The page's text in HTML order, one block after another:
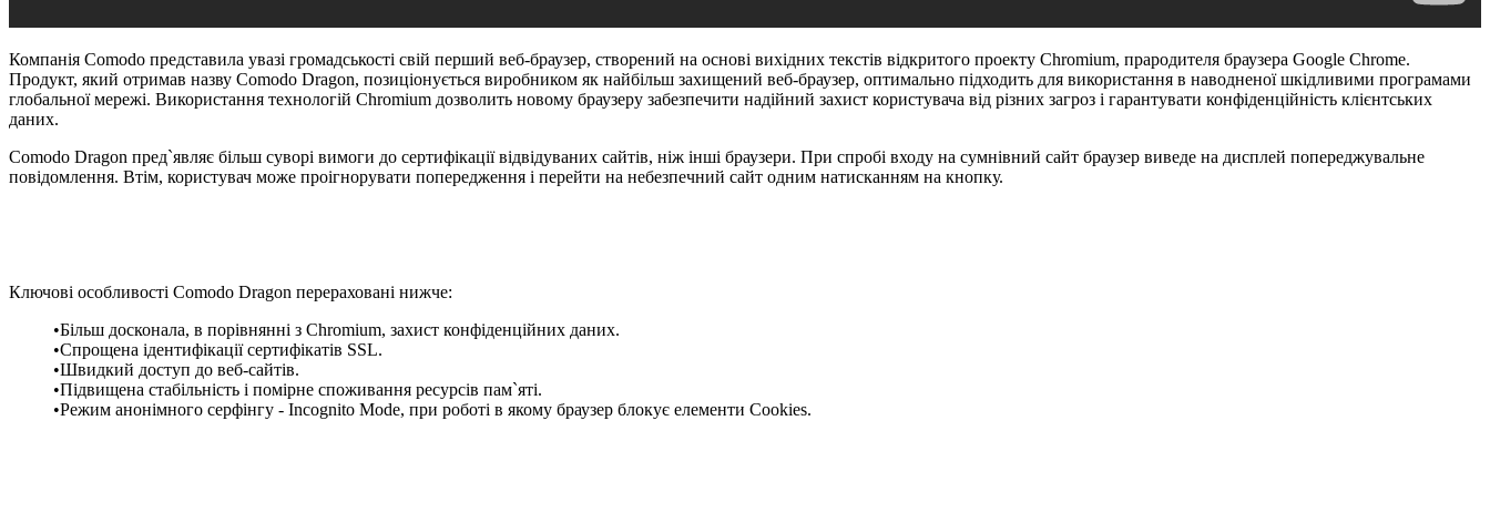
Компанія Comodo представила увазі громадськості свій перший веб-браузер, створений на основі вихідних текстів відкритого проекту Chromium, прародителя браузера Google Chromе.
Продукт, який отримав назву Comodo Dragon, позиціонується виробником як найбільш захищений веб-браузер, оптимально підходить для використання в наводненої шкідливими програмами
глобальної мережі. Використання технологій Chromium дозволить новому браузеру забезпечити надійний захист користувача від різних загроз і гарантувати конфіденційність клієнтських
даних.
Comodo Dragon пред`являє більш суворі вимоги до сертифікації відвідуваних сайтів, ніж інші браузери. При спробі входу на сумнівний сайт браузер виведе на дисплей попереджувальне
повідомлення. Втім, користувач може проігнорувати попередження і перейти на небезпечний сайт одним натисканням на кнопку.
Ключові особливості Comodo Dragon перераховані нижче:
•Більш досконала, в порівнянні з Chromium, захист конфіденційних даних.
•Спрощена ідентифікації сертифікатів SSL.
•Швидкий доступ до веб-сайтів.
•Підвищена стабільність і помірне споживання ресурсів пам`яті.
•Режим анонімного серфінгу - Incognito Mode, при роботі в якому браузер блокує елементи Cookies.